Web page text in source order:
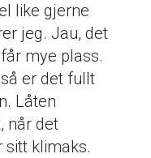
like gjerne
jeg. Jau, det
mye plass.
er det fullt
Låten
når det
sitt klimaks.